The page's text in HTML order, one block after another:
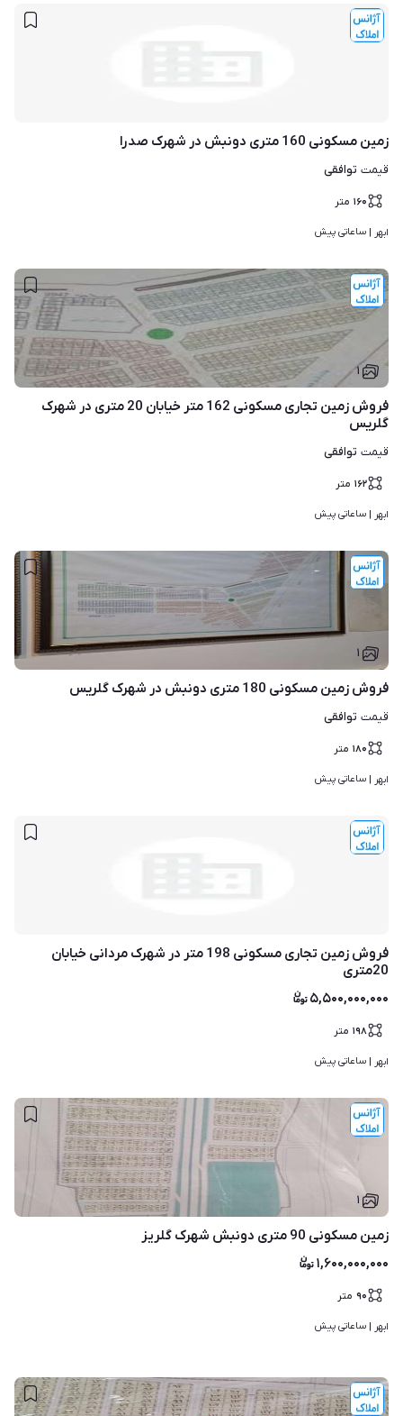
زمین مسکونی 160 متری دونبش در شهرک صدرا
قیمت توافقی
۱۶۰ متر
ابهر | ساعاتی پیش
۱
فروش زمین تجاری مسکونی 162 متر خیابان 20 متری در شهرک
گلریس
قیمت توافقی
۱۶۲ متر
ابهر | ساعاتی پیش
۱
فروش زمین مسکونی 180 متری دونبش در شهرک گلریس
قیمت توافقی
۱۸۰ متر
ابهر | ساعاتی پیش
فروش زمین تجاری مسکونی 198 متر در شهرک مردانی خیابان
20متری
۵,۵۰۰,۰۰۰,۰۰۰
۱۹۸ متر
ابهر | ساعاتی پیش
۱
زمین مسکونی 90 متری دونبش شهرک گلریز
۱,۶۰۰,۰۰۰,۰۰۰
۹۰ متر
ابهر | ساعاتی پیش